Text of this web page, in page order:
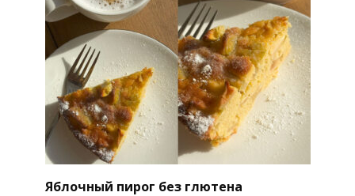
Яблочный пирог без глютена